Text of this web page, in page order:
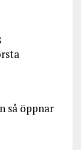
så öppnar